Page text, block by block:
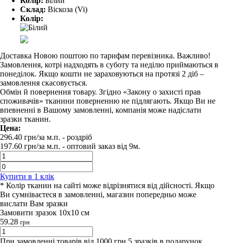
Склад: Віскоза (Vi)
Колір:
Доставка Новою поштою по тарифам перевізника. Важливо!
Замовлення, котрі надходять в суботу та неділю приймаються в
понеділок. Якщо кошти не зараховуються на протязі 2 діб –
замовлення скасовується.
Обмін й повернення товару. Згідно «Закону о захисті прав
споживачів» тканини поверненню не підлягають. Якщо Ви не
впевненні в Вашому замовленні, компанія може надіслати
зразки тканин.
Цена:
296.40 грн/за м.п. - роздрiб
197.60 грн/за м.п. - оптовий заказ вiд 9м.
Купити в 1 клiк
* Колір тканин на сайті може відрізнятися від дійсності. Якщо
Ви сумніваєтеся в замовленні, магазин попередньо може
вислати Вам зразки
Замовити зразок 10х10 см
59.28 грн
При замовленні товарів від 1000 грн 5 зразків в подарунок